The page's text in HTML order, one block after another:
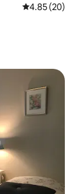
평점 4.85점(5
4.85 (20)